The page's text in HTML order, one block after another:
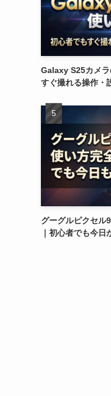
Galaxy S25カメ
すぐ撮れる操作・
グーグルピクセル
｜初心者でも今